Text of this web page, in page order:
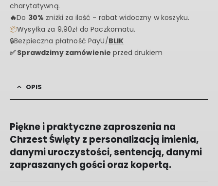
charytatywną.
🔥Do 30% zniżki za ilość - rabat widoczny w koszyku.
📦Wysyłka za 9,90zł do Paczkomatu.
🔒Bezpieczna płatność PayU/BLIK
✅ Sprawdzimy zamówienie przed drukiem
OPIS
Piękne i praktyczne zaproszenia na
Chrzest Święty z personalizacją imienia,
danymi uroczystości, sentencją, danymi
zapraszanych gości oraz kopertą.